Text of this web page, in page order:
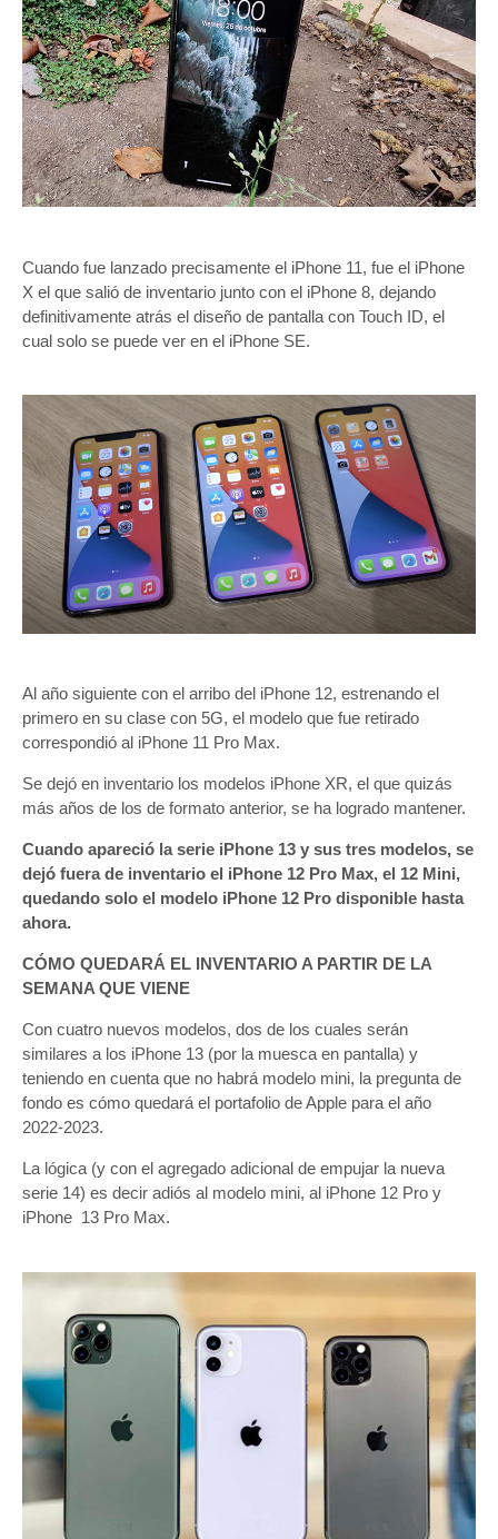
Cuando fue lanzado precisamente el iPhone 11, fue el iPhone
X el que salió de inventario junto con el iPhone 8, dejando
definitivamente atrás el diseño de pantalla con Touch ID, el
cual solo se puede ver en el iPhone SE.
Al año siguiente con el arribo del iPhone 12, estrenando el
primero en su clase con 5G, el modelo que fue retirado
correspondió al iPhone 11 Pro Max.
Se dejó en inventario los modelos iPhone XR, el que quizás
más años de los de formato anterior, se ha logrado mantener.
Cuando apareció la serie iPhone 13 y sus tres modelos, se
dejó fuera de inventario el iPhone 12 Pro Max, el 12 Mini,
quedando solo el modelo iPhone 12 Pro disponible hasta
ahora.
CÓMO QUEDARÁ EL INVENTARIO A PARTIR DE LA
SEMANA QUE VIENE
Con cuatro nuevos modelos, dos de los cuales serán
similares a los iPhone 13 (por la muesca en pantalla) y
teniendo en cuenta que no habrá modelo mini, la pregunta de
fondo es cómo quedará el portafolio de Apple para el año
2022-2023.
La lógica (y con el agregado adicional de empujar la nueva
serie 14) es decir adiós al modelo mini, al iPhone 12 Pro y
iPhone 13 Pro Max.